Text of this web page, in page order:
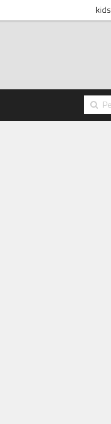
kids